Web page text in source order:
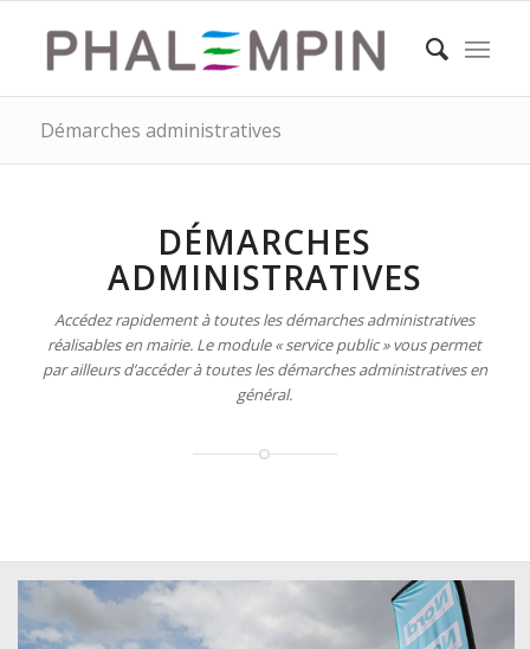
Démarches administratives
DÉMARCHES
ADMINISTRATIVES
Accédez rapidement à toutes les démarches administratives
réalisables en mairie. Le module « service public » vous permet
par ailleurs d’accéder à toutes les démarches administratives en
général.